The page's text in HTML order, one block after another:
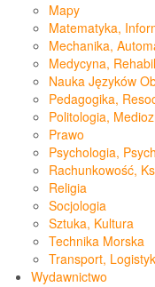
Mapy
Matematyka,
Mechanika,
Medycyna,
Nauka Języków
Pedagogika,
Politologia,
Prawo
Psychologia,
Rachunkowość,
Religia
Socjologia
Sztuka, Kultura
Technika Morska
Transport,
Wydawnictwo